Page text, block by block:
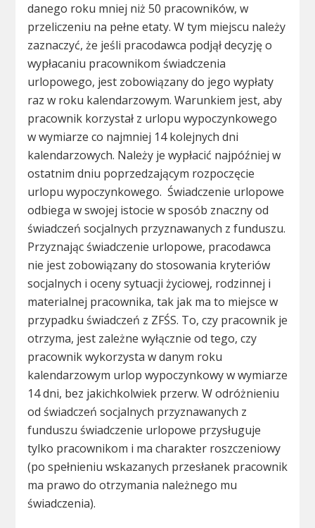
danego roku mniej niż 50 pracowników, w
przeliczeniu na pełne etaty. W tym miejscu należy
zaznaczyć, że jeśli pracodawca podjął decyzję o
wypłacaniu pracownikom świadczenia
urlopowego, jest zobowiązany do jego wypłaty
raz w roku kalendarzowym. Warunkiem jest, aby
pracownik korzystał z urlopu wypoczynkowego
w wymiarze co najmniej 14 kolejnych dni
kalendarzowych. Należy je wypłacić najpóźniej w
ostatnim dniu poprzedzającym rozpoczęcie
urlopu wypoczynkowego. Świadczenie urlopowe
odbiega w swojej istocie w sposób znaczny od
świadczeń socjalnych przyznawanych z funduszu.
Przyznając świadczenie urlopowe, pracodawca
nie jest zobowiązany do stosowania kryteriów
socjalnych i oceny sytuacji życiowej, rodzinnej i
materialnej pracownika, tak jak ma to miejsce w
przypadku świadczeń z ZFŚS. To, czy pracownik je
otrzyma, jest zależne wyłącznie od tego, czy
pracownik wykorzysta w danym roku
kalendarzowym urlop wypoczynkowy w wymiarze
14 dni, bez jakichkolwiek przerw. W odróżnieniu
od świadczeń socjalnych przyznawanych z
funduszu świadczenie urlopowe przysługuje
tylko pracownikom i ma charakter roszczeniowy
(po spełnieniu wskazanych przesłanek pracownik
ma prawo do otrzymania należnego mu
świadczenia).